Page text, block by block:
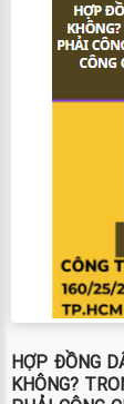
HỢP ĐỒNG
KHÔNG?